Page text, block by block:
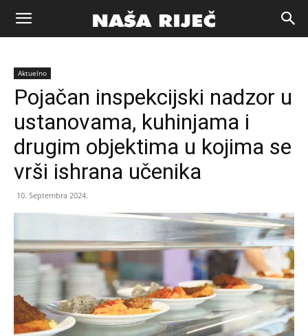
Naša
riječ
Zenica
Aktuelno
Pojačan inspekcijski nadzor u
ustanovama, kuhinjama i
drugim objektima u kojima se
vrši ishrana učenika
10. Septembra 2024.